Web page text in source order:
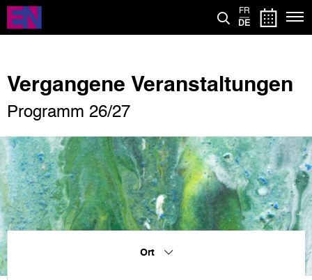
Direkt
zum
Inhalt
FR
DE
Vergangene Veranstaltungen
Programm 26/27
Ort